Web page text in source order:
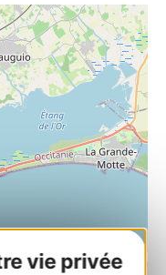
vie privée